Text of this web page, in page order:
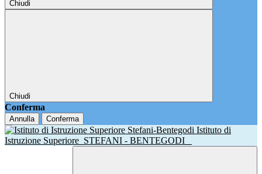
Chiudi
Chiudi
Conferma
Annulla Conferma
Istituto di
Istruzione Superiore STEFANI - BENTEGODI